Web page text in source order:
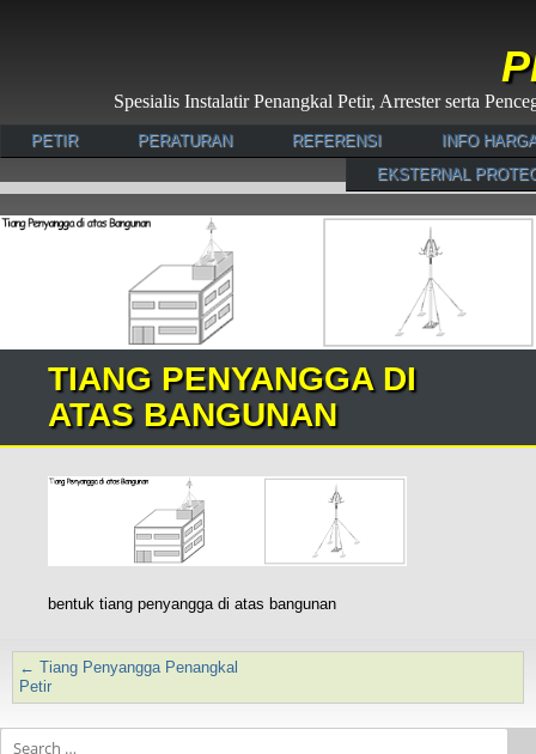
Spesialis Instalatir Penangkal Petir, Arrester serta
PETIR PERATURAN REFERENSI
INFO
EKSTERNAL
TIANG PENYANGGA DI
ATAS BANGUNAN
bentuk tiang penyangga di atas bangunan
Post navigation
← Tiang Penyangga Penangkal
Petir